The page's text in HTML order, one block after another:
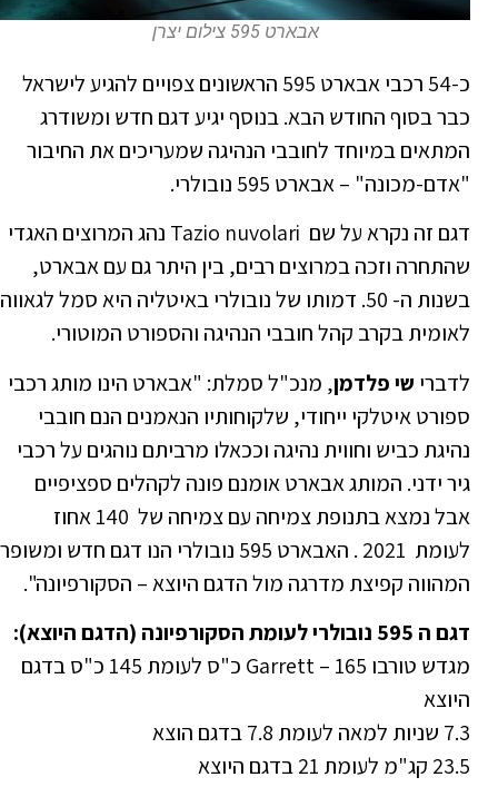
אבארט 595 צילום יצרן
כ-54 רכבי אבארט 595 הראשונים צפויים להגיע לישראל
כבר בסוף החודש הבא. בנוסף יגיע דגם חדש ומשודרג
המתאים במיוחד לחובבי הנהיגה שמעריכים את החיבור
"אדם-מכונה" – אבארט 595 נובולרי.
דגם זה נקרא על שם Tazio nuvolari נהג המרוצים האגדי
שהתחרה וזכה במרוצים רבים, בין היתר גם עם אבארט,
בשנות ה- 50. דמותו של נובולרי באיטליה היא סמל לגאווה
לאומית בקרב קהל חובבי הנהיגה והספורט המוטורי.
לדברישי פלדמן, מנכ"ל סמלת: "אבארט הינו מותג רכבי
ספורט איטלקי ייחודי, שלקוחותיו הנאמנים הנם חובבי
נהיגת כביש וחווית נהיגה וככאלו מרביתם נוהגים על רכבי
גיר ידני. המותג אבארט אומנם פונה לקהלים ספציפיים
אבל נמצא בתנופת צמיחה עם צמיחה של 140 אחוז
לעומת 2021 . האבארט 595 נובולרי הנו דגם חדש ומשופר
המהווה קפיצת מדרגה מול הדגם היוצא – הסקורפיונה".
דגם ה 595 נובולרי לעומת הסקורפיונה (הדגם היוצא):
מגדש טורבו Garrett – 165 כ"ס לעומת 145 כ"ס בדגם
היוצא
7.3 שניות למאה לעומת 7.8 בדגם הוצא
23.5 קג"מ לעומת 21 בדגם היוצא